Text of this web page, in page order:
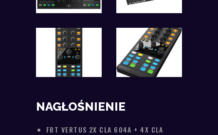
NAGŁOŚNIENIE
FBT VERTUS 2X CLA 604A + 4X CLA